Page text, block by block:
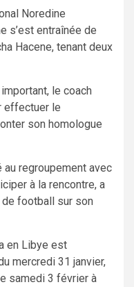
Noredine
s’est entraînée de
Hacene, tenant deux
le coach
effectuer le
son homologue
au regroupement avec
à la rencontre, a
football sur son
en Libye est
mercredi 31 janvier,
samedi 3 février à